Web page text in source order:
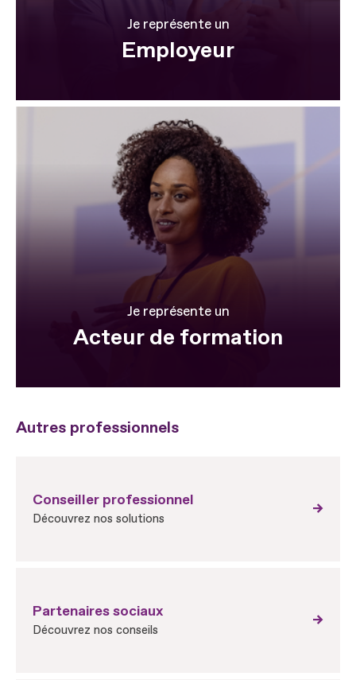
Je représente un
Employeur
Je représente un
Acteur de formation
Autres professionnels
Conseiller professionnel
Découvrez nos solutions
Partenaires sociaux
Découvrez nos conseils